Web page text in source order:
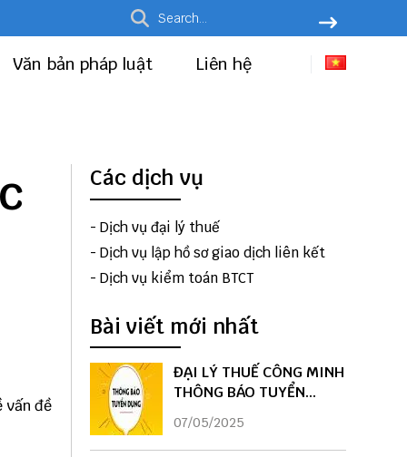
Văn bản pháp luật Liên hệ
vấn đề
Các dịch vụ
- Dịch vụ đại lý thuế
- Dịch vụ lập hồ sơ giao dịch liên kết
- Dịch vụ kiểm toán BTCT
Bài viết mới nhất
ĐẠI LÝ THUẾ CÔNG MINH
THÔNG BÁO TUYỂN
DỤNG
07/05/2025